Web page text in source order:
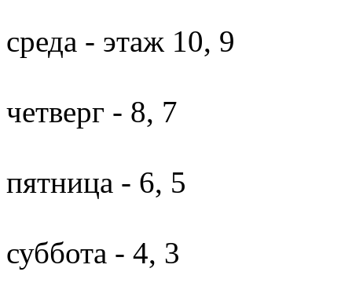
среда - этаж 10, 9
четверг - 8, 7
пятница - 6, 5
суббота - 4, 3